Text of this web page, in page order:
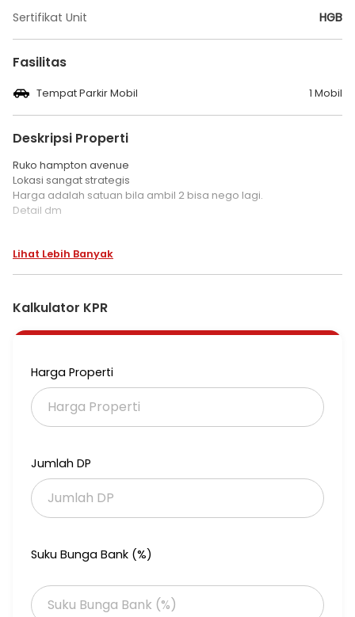
Sertifikat Unit HGB
Fasilitas
Tempat Parkir Mobil 1 Mobil
Deskripsi Properti
Ruko hampton avenue
Lokasi sangat strategis
Harga adalah satuan bila ambil 2 bisa nego lagi.
Detail dm
Lihat Lebih Banyak
Kalkulator KPR
Harga Properti
Jumlah DP
Suku Bunga Bank (%)